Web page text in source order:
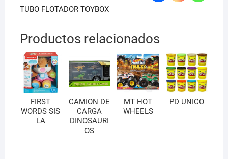
TUBO FLOTADOR TOYBOX
Productos relacionados
FIRST
WORDS SIS
LA
CAMION DE
CARGA
DINOSAURI
OS
MT HOT
WHEELS
PD UNICO